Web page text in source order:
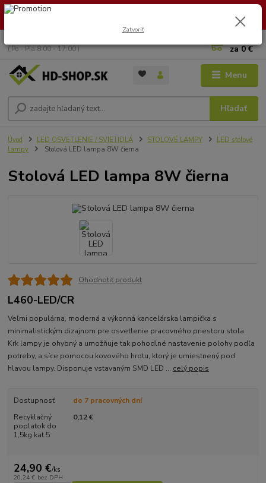
🏖️ DOVOLENKA 30.7.2026 – 9.8.2026 · Objednávky vybavíme po
Menu
Hľadať
( Po - Pia 8:00 - 17:00 )
za0 €
Úvod LED OSVETLENIE / SVIETIDLÁ STOLOVÉ LAMPY
LED stolové
lampy
Stolová LED lampa 8W čierna
Stolová LED lampa 8W čierna
Ohodnotiť produkt
L460-LED/CR
Veľmi populárna, moderná a výkonná kancelárska lampička s
minimalistickým dizajnom pre osvetlenie pracovného priestoru stola.
Krk lampy je ohybný a umožňuje tak pohodlné nastavenie polohy podľa
potreby, a síce pomocou kovového hrotu, ktorý je umiestnený pod
hlavou lampy. Disponuje vstavaným SMD LED ... celý popis
Dostupnosť
do 7 pracovných dní
Recyklačný
poplatok do
1,5kg kat.5
0,12 €
24,90 €/ks
20,24 € bez DPH
Zatvoriť